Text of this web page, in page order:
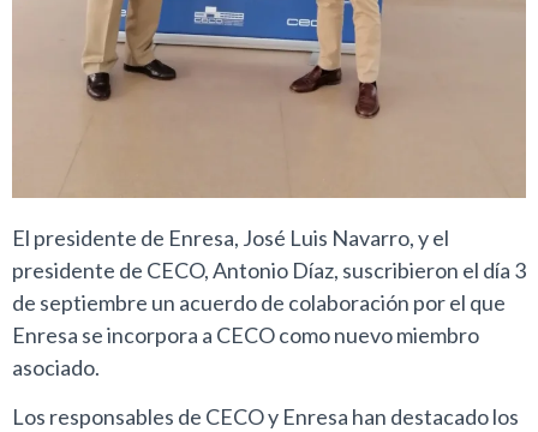
El presidente de Enresa, José Luis Navarro, y el
presidente de CECO, Antonio Díaz, suscribieron el día 3
de septiembre un acuerdo de colaboración por el que
Enresa se incorpora a CECO como nuevo miembro
asociado.
Los responsables de CECO y Enresa han destacado los